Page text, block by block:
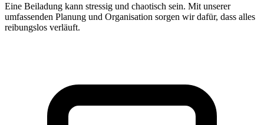
Eine Beiladung kann stressig und chaotisch sein. Mit unserer
umfassenden Planung und Organisation sorgen wir dafür, dass alles
reibungslos verläuft.